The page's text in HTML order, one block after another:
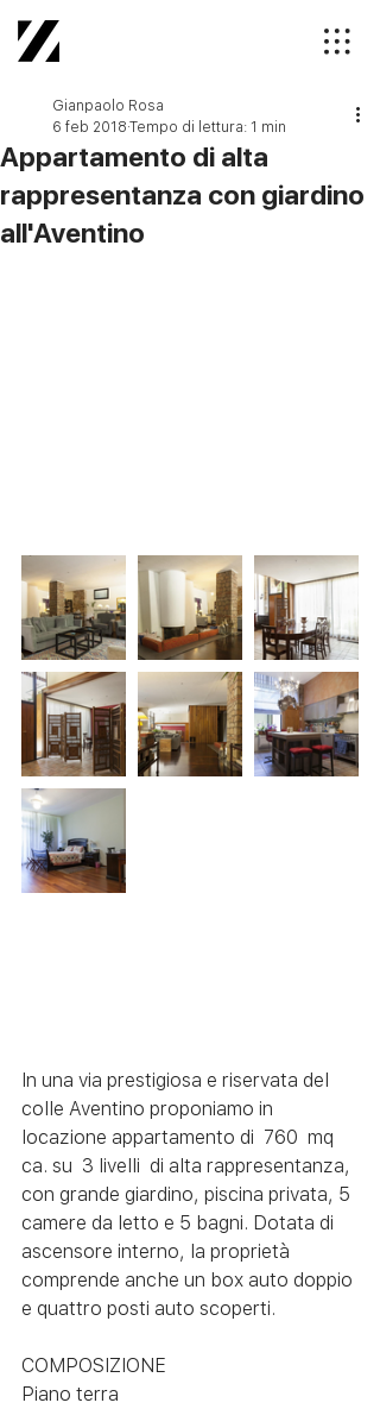
Appartamento di alta
rappresentanza con giardino
all'Aventino
Gianpaolo Rosa
6 feb 2018 Tempo di lettura: 1 min
In una via prestigiosa e riservata del
colle Aventino proponiamo in
locazione appartamento di  760  mq
ca. su  3 livelli  di alta rappresentanza,
con grande giardino, piscina privata, 5
camere da letto e 5 bagni. Dotata di
ascensore interno, la proprietà
comprende anche un box auto doppio
e quattro posti auto scoperti.
COMPOSIZIONE
Piano terra